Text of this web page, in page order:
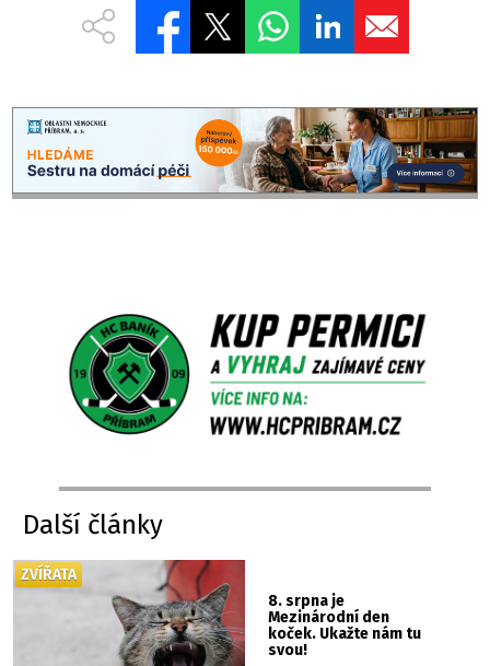
Další články
8. srpna je
Mezinárodní den
koček. Ukažte nám tu
svou!
ZVÍŘATA